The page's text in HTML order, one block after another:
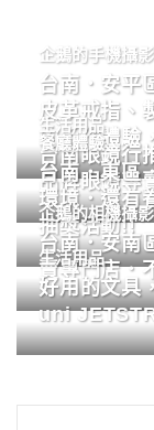
企鵝的手機攝影
台南．安平
皮革戒指、
的手作體驗
生活用品
台南眼鏡行
品牌眼鏡專
餐廳體驗
台南．東區
環境．還有
抽獎活動!!
企鵝的相機攝影
台南．安南
賣專門店．
生活用品
好用的文具
uni